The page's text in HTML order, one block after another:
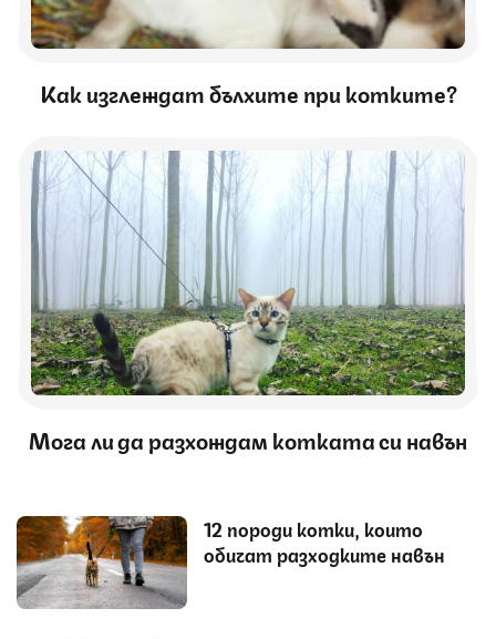
Как изглеждат бълхите при котките?
Мога ли да разхождам котката си навън
12 породи котки, които
обичат разходките навън